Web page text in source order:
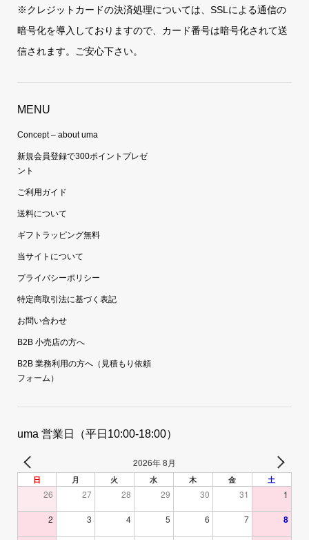
※クレジットカードの決済処理については、SSLによる通信の
暗号化を導入しておりますので、カード番号は暗号化されて送
信されます。ご安心下さい。
MENU
Concept – about uma
新規会員登録で300ポイントプレゼ
ント
ご利用ガイド
送料について
ギフトラッピング無料
当サイトについて
プライバシーポリシー
特定商取引法に基づく表記
お問い合わせ
B2B 小売店の方へ
B2B 業務利用の方へ（見積もり依頼
フォーム）
uma 営業日（平日10:00-18:00）
2026年 8月
日 月 火 水 木 金 土
26 27 28 29 30 31 1
2 3 4 5 6 7 8